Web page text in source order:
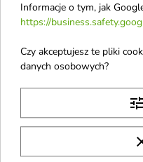
CP-1
konieczności odwiedzania
salonu fryzjerskiego
Informacje o tym, jak
https://
Czy akceptujesz te pliki
danych osobowych?
tune